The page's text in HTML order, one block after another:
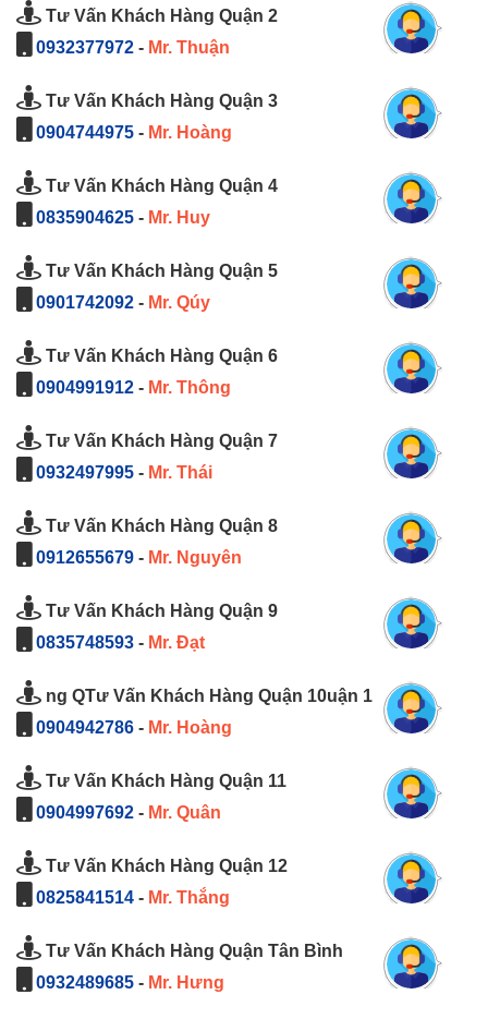
Tư Vấn Khách Hàng Quận 2
0932377972 - Mr. Thuận
Tư Vấn Khách Hàng Quận 3
0904744975 - Mr. Hoàng
Tư Vấn Khách Hàng Quận 4
0835904625 - Mr. Huy
Tư Vấn Khách Hàng Quận 5
0901742092 - Mr. Qúy
Tư Vấn Khách Hàng Quận 6
0904991912 - Mr. Thông
Tư Vấn Khách Hàng Quận 7
0932497995 - Mr. Thái
Tư Vấn Khách Hàng Quận 8
0912655679 - Mr. Nguyên
Tư Vấn Khách Hàng Quận 9
0835748593 - Mr. Đạt
ng QTư Vấn Khách Hàng Quận 10uận 1
0904942786 - Mr. Hoàng
Tư Vấn Khách Hàng Quận 11
0904997692 - Mr. Quân
Tư Vấn Khách Hàng Quận 12
0825841514 - Mr. Thắng
Tư Vấn Khách Hàng Quận Tân Bình
0932489685 - Mr. Hưng